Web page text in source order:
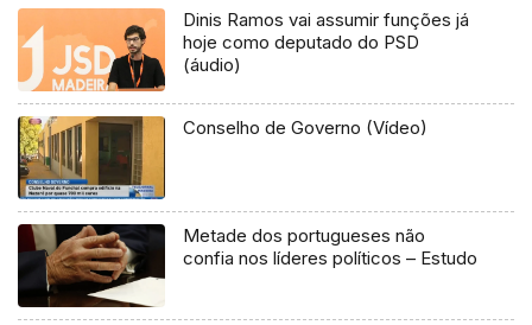
Dinis Ramos vai assumir funções já
hoje como deputado do PSD
(áudio)
Conselho de Governo (Vídeo)
Metade dos portugueses não
confia nos líderes políticos – Estudo